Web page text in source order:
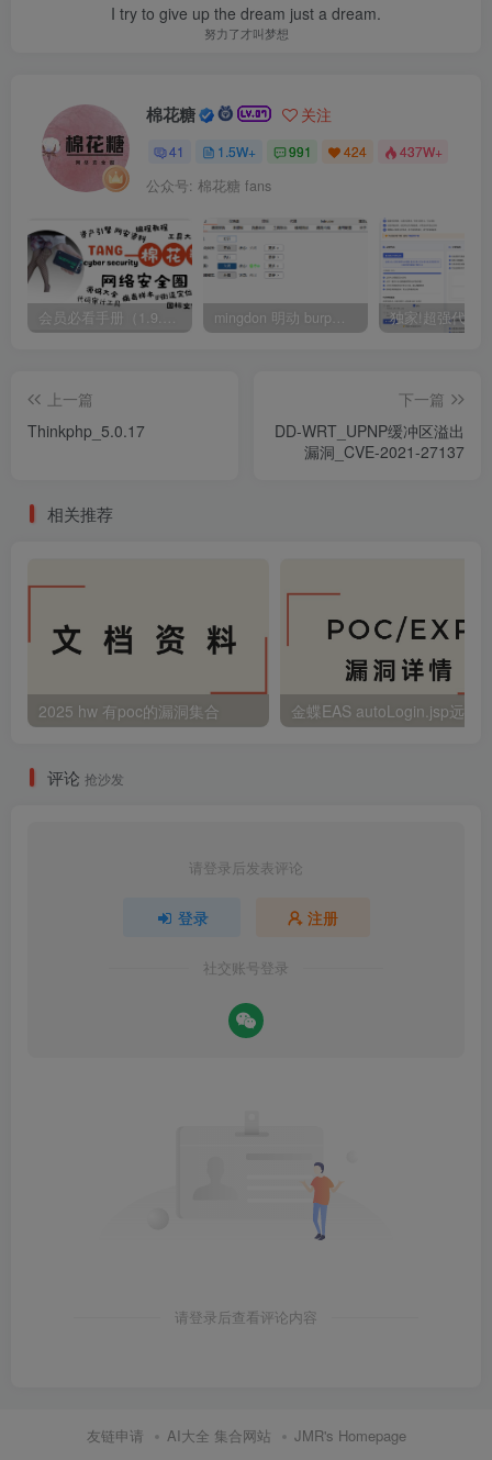
I try to give up the dream just a dream.
努力了才叫梦想
棉花糖 关注
41 1.5W+ 991 424 437W+
公众号: 棉花糖 fans
会员必看手册（1.9.0版本 26.4.5更新） mingdon 明动 burp插件0.2.6版本 本地时间校验去除版
上一篇
Thinkphp_5.0.17
下一篇
DD-WRT_UPNP缓冲区溢出
漏洞_CVE-2021-27137
相关推荐
2025 hw 有poc的漏洞集合
评论 抢沙发
请登录后发表评论
登录 注册
社交账号登录
请登录后查看评论内容
友链申请 AI大全 集合网站 JMR's Homepage